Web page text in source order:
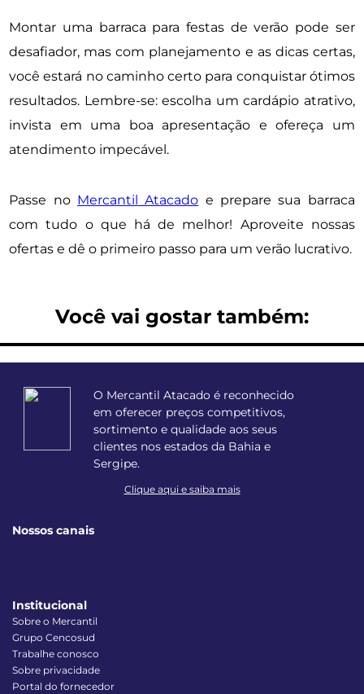
Montar uma barraca para festas de verão pode ser
desafiador, mas com planejamento e as dicas certas,
você estará no caminho certo para conquistar ótimos
resultados. Lembre-se: escolha um cardápio atrativo,
invista em uma boa apresentação e ofereça um
atendimento impecável.
Passe no Mercantil Atacado e prepare sua barraca
com tudo o que há de melhor! Aproveite nossas
ofertas e dê o primeiro passo para um verão lucrativo.
Você vai gostar também:
O Mercantil Atacado é reconhecido
em oferecer preços competitivos,
sortimento e qualidade aos seus
clientes nos estados da Bahia e
Sergipe.
Clique aqui e saiba mais
Nossos canais
Institucional
Sobre o Mercantil
Grupo Cencosud
Trabalhe conosco
Sobre privacidade
Portal do fornecedor